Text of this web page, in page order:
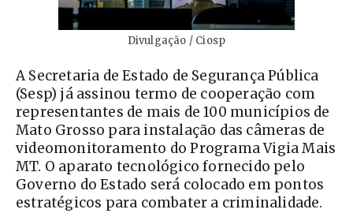
Divulgação / Ciosp
A Secretaria de Estado de Segurança Pública
(Sesp) já assinou termo de cooperação com
representantes de mais de 100 municípios de
Mato Grosso para instalação das câmeras de
videomonitoramento do Programa Vigia Mais
MT. O aparato tecnológico fornecido pelo
Governo do Estado será colocado em pontos
estratégicos para combater a criminalidade.